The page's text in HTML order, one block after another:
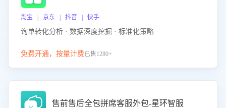
淘宝 | 京东 | 抖音 | 快手
询单转化分析 · 数据深度挖掘 · 标准化策略
免费开通，按量计费已售1280+
售前售后全包拼席客服外包-星环智服